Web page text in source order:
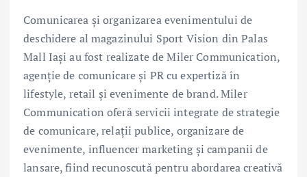
Comunicarea și organizarea evenimentului de
deschidere al magazinului Sport Vision din Palas
Mall Iași au fost realizate de Miler Communication,
agenție de comunicare și PR cu expertiză în
lifestyle, retail și evenimente de brand. Miler
Communication oferă servicii integrate de strategie
de comunicare, relații publice, organizare de
evenimente, influencer marketing și campanii de
lansare, fiind recunoscută pentru abordarea creativă